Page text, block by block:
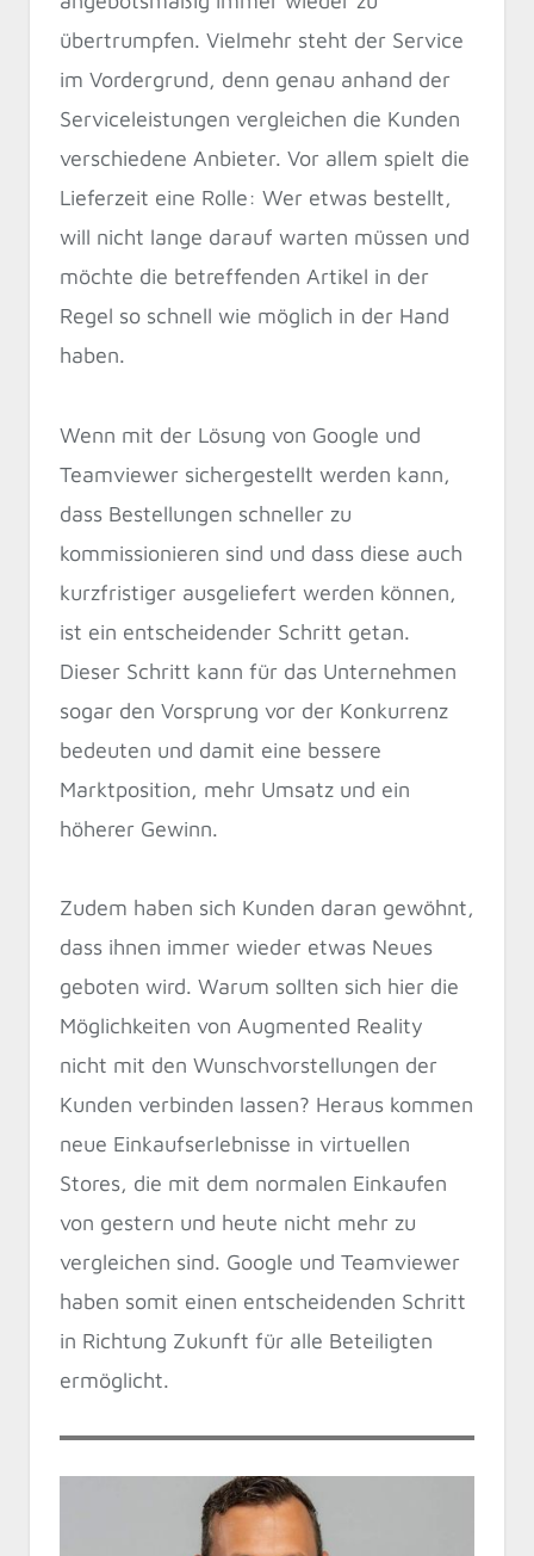
übertrumpfen. Vielmehr steht der Service
im Vordergrund, denn genau anhand der
Serviceleistungen vergleichen die Kunden
verschiedene Anbieter. Vor allem spielt die
Lieferzeit eine Rolle: Wer etwas bestellt,
will nicht lange darauf warten müssen und
möchte die betreffenden Artikel in der
Regel so schnell wie möglich in der Hand
haben.
Wenn mit der Lösung von Google und
Teamviewer sichergestellt werden kann,
dass Bestellungen schneller zu
kommissionieren sind und dass diese auch
kurzfristiger ausgeliefert werden können,
ist ein entscheidender Schritt getan.
Dieser Schritt kann für das Unternehmen
sogar den Vorsprung vor der Konkurrenz
bedeuten und damit eine bessere
Marktposition, mehr Umsatz und ein
höherer Gewinn.
Zudem haben sich Kunden daran gewöhnt,
dass ihnen immer wieder etwas Neues
geboten wird. Warum sollten sich hier die
Möglichkeiten von Augmented Reality
nicht mit den Wunschvorstellungen der
Kunden verbinden lassen? Heraus kommen
neue Einkaufserlebnisse in virtuellen
Stores, die mit dem normalen Einkaufen
von gestern und heute nicht mehr zu
vergleichen sind. Google und Teamviewer
haben somit einen entscheidenden Schritt
in Richtung Zukunft für alle Beteiligten
ermöglicht.